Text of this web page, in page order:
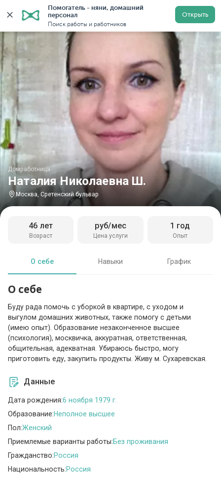
Помогатель - няни, домашний
персонал
Поиск работы и работников
Открыть
Главная Домработницы Домработницы в Москве
Наталия Николаевна Ш.
Домработница
Москва, Сретенский бульвар
Возраст
46 лет
Цена услуги
руб/мес
Опыт
1 год
О себе Навыки График
О себе
Буду рада помочь с уборкой в квартире, с уходом и
выгулом домашних животных, также помогу с детьми
(имею опыт). Образование незаконченное высшее
(психология), москвичка, аккуратная, ответственная,
общительная, адекватная. Убираюсь быстро, могу
приготовить еду, закупить продукты. Живу м. Сухаревская.
Данные
Дата рождения:6 ноября 1979 г.
Образование:Неполное высшее
Пол:Женский
Приемлемые варианты работы:Без проживания
Гражданство:Россия
Национальность:Россия